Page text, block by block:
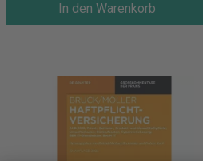
In den Warenkorb